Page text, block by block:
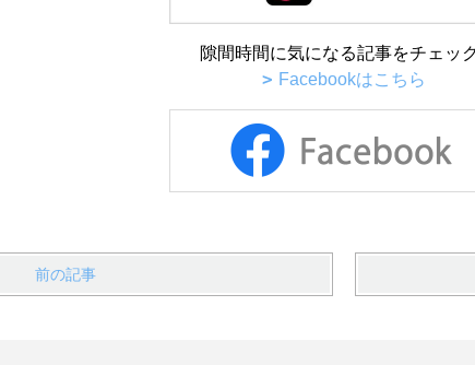
隙間時間に気になる記事をチェッ
Facebookはこちら
前の記事